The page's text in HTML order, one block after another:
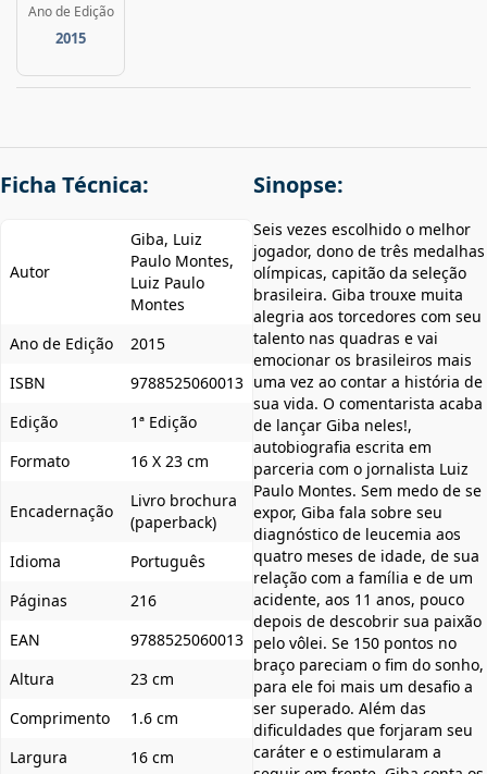
Ano de Edição
2015
Ficha Técnica:
Autor
Giba, Luiz
Paulo Montes,
Luiz Paulo
Montes
Ano de Edição
2015
ISBN
9788525060013
Edição
1ª Edição
Formato
16 X 23 cm
Encadernação
Livro brochura
(paperback)
Idioma
Português
Páginas
216
EAN
9788525060013
Altura
23 cm
Comprimento
1.6 cm
Largura
16 cm
Sinopse:
Seis vezes escolhido o melhor
jogador, dono de três medalhas
olímpicas, capitão da seleção
brasileira. Giba trouxe muita
alegria aos torcedores com seu
talento nas quadras e vai
emocionar os brasileiros mais
uma vez ao contar a história de
sua vida. O comentarista acaba
de lançar Giba neles!,
autobiografia escrita em
parceria com o jornalista Luiz
Paulo Montes. Sem medo de se
expor, Giba fala sobre seu
diagnóstico de leucemia aos
quatro meses de idade, de sua
relação com a família e de um
acidente, aos 11 anos, pouco
depois de descobrir sua paixão
pelo vôlei. Se 150 pontos no
braço pareciam o fim do sonho,
para ele foi mais um desafio a
ser superado. Além das
dificuldades que forjaram seu
caráter e o estimularam a